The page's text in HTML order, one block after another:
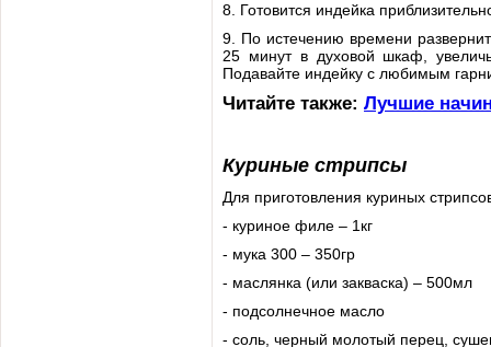
8. Готовится индейка
9. По истечению времени
25 минут в духовой шкаф,
Подавайте индейку с любимым
Читайте также: Лучшие
Куриные стрипсы
Для приготовления куриных
- куриное филе – 1кг
- мука 300 – 350гр
- маслянка (или закваска) – 500мл
- подсолнечное масло
- соль, черный молотый перец,